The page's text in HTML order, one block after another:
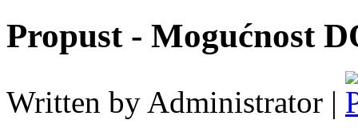
Propust - Mogućnost
Written by Administrator |